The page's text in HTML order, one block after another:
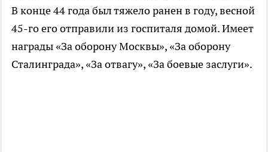
В конце 44 года был тяжело ранен в году, весной
45-го его отправили из госпиталя домой. Имеет
награды «За оборону Москвы», «За оборону
Сталинграда», «За отвагу», «За боевые заслуги».